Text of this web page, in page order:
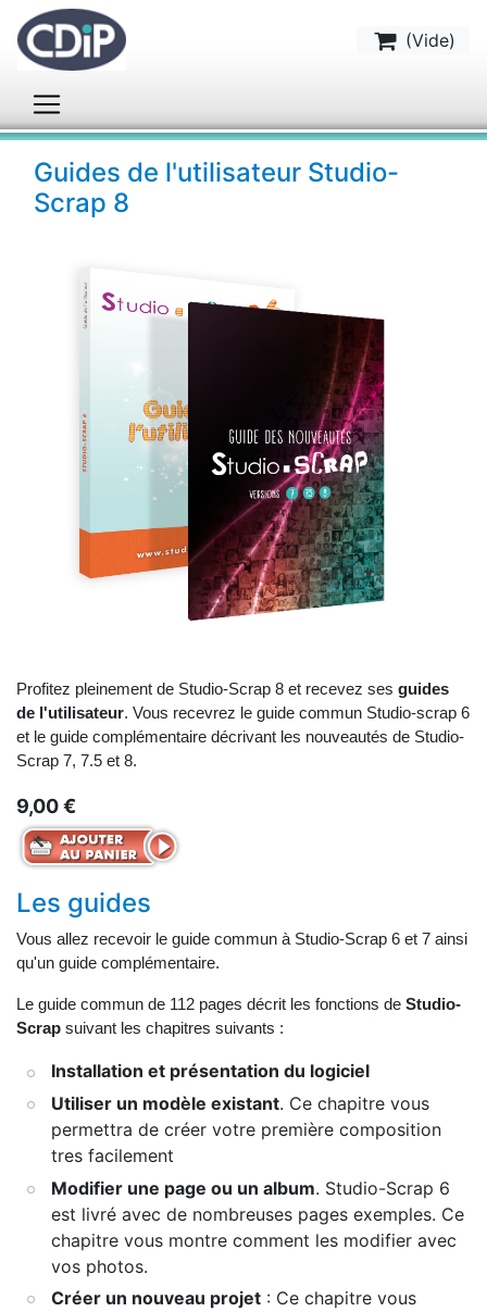
(Vide)
Guides de l'utilisateur Studio-
Scrap 8
Profitez pleinement de Studio-Scrap 8 et recevez ses guides
de l'utilisateur. Vous recevrez le guide commun Studio-scrap 6
et le guide complémentaire décrivant les nouveautés de Studio-
Scrap 7, 7.5 et 8.
9,00 €
Les guides
Vous allez recevoir le guide commun à Studio-Scrap 6 et 7 ainsi
qu'un guide complémentaire.
Le guide commun de 112 pages décrit les fonctions de Studio-
Scrap suivant les chapitres suivants :
Installation et présentation du logiciel
Utiliser un modèle existant. Ce chapitre vous
permettra de créer votre première composition
tres facilement
Modifier une page ou un album. Studio-Scrap 6
est livré avec de nombreuses pages exemples. Ce
chapitre vous montre comment les modifier avec
vos photos.
Créer un nouveau projet : Ce chapitre vous